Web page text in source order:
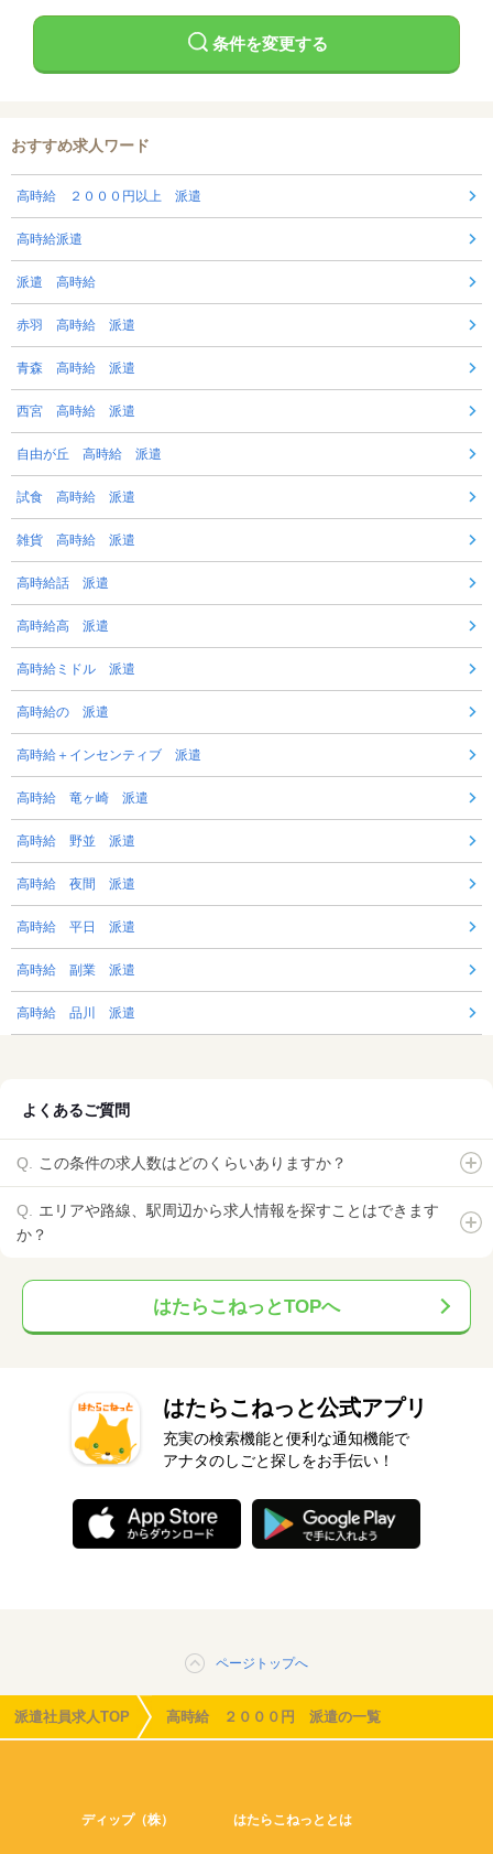
条件を変更する
おすすめ求人ワード
高時給 ２０００円以上 派遣
高時給派遣
派遣 高時給
赤羽 高時給 派遣
青森 高時給 派遣
西宮 高時給 派遣
自由が丘 高時給 派遣
試食 高時給 派遣
雑貨 高時給 派遣
高時給話 派遣
高時給高 派遣
高時給ミドル 派遣
高時給の 派遣
高時給＋インセンティブ 派遣
高時給 竜ヶ崎 派遣
高時給 野並 派遣
高時給 夜間 派遣
高時給 平日 派遣
高時給 副業 派遣
高時給 品川 派遣
よくあるご質問
この条件の求人数はどのくらいありますか？
エリアや路線、駅周辺から求人情報を探すことはできます
か？
はたらこねっとTOPへ
はたらこねっと公式アプリ
充実の検索機能と便利な通知機能で
アナタのしごと探しをお手伝い！
ページトップへ
派遣社員求人TOP 高時給 ２０００円 派遣の一覧
ディップ（株） はたらこねっととは